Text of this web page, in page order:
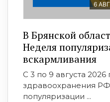
6
В Брянской
Неделя
вскармливания
С 3 по 9 августа
здравоохранения
популяризации ...